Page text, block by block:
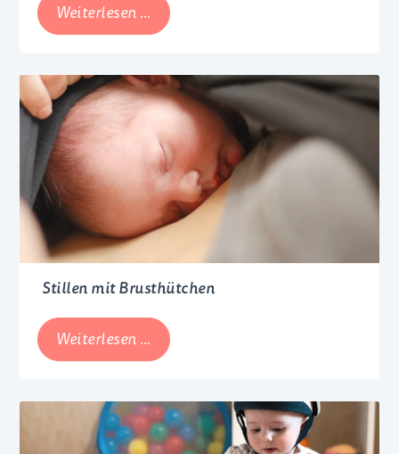
Weiterlesen … Sport
nach
Geburt
Stillen mit Brusthütchen
Weiterlesen … Stillen
mit